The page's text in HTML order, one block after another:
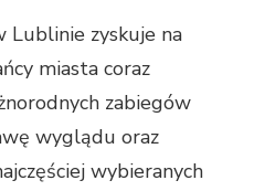
Lublinie zyskuje na
miasta coraz
zabiegów
wyglądu oraz
wybieranych